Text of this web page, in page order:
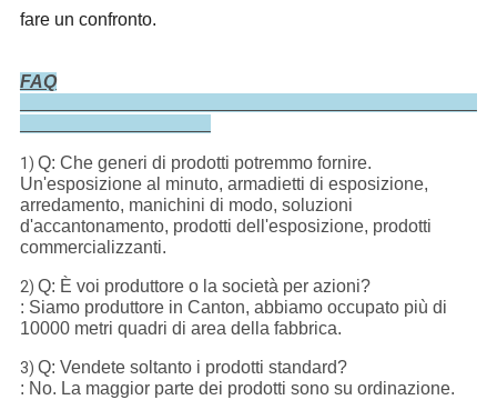
fare un confronto.
FAQ
1) Q: Che generi di prodotti potremmo fornire.
Un'esposizione al minuto, armadietti di esposizione,
arredamento, manichini di modo, soluzioni
d'accantonamento, prodotti dell'esposizione, prodotti
commercializzanti.
2) Q: È voi produttore o la società per azioni?
: Siamo produttore in Canton, abbiamo occupato più di
10000 metri quadri di area della fabbrica.
3) Q: Vendete soltanto i prodotti standard?
: No. La maggior parte dei prodotti sono su ordinazione.